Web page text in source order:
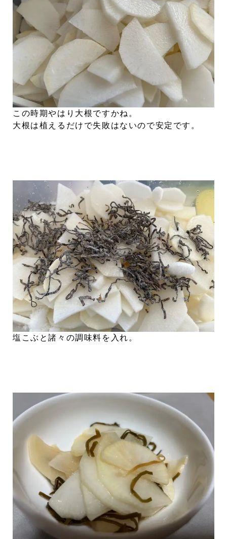
この時期やはり大根ですかね。
大根は植えるだけで失敗はないので安定です。
塩こぶと諸々の調味料を入れ。